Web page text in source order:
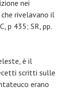
nei
rivelavano il
p 435; SR, pp.
è il
scritti sulle
erano